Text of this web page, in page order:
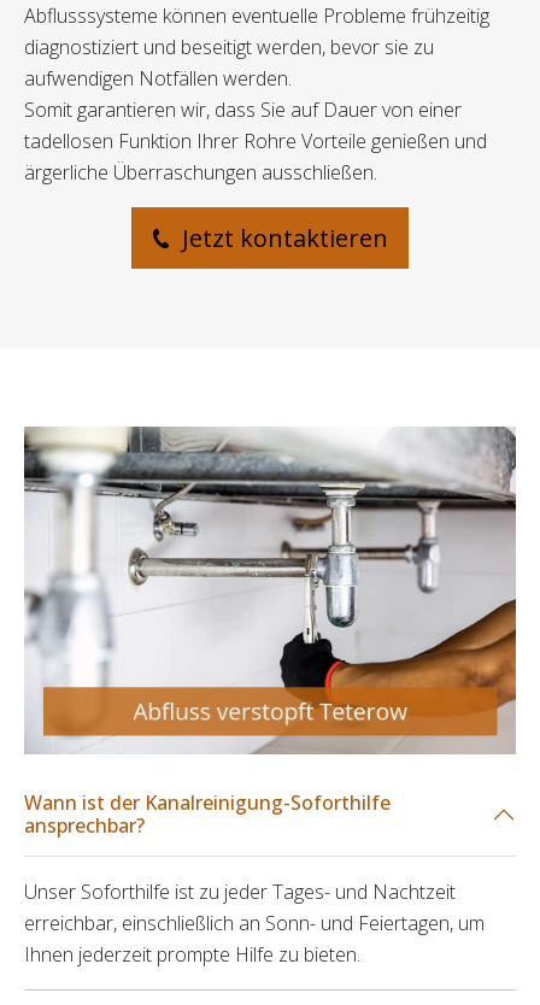
Abflusssysteme können eventuelle Probleme frühzeitig
diagnostiziert und beseitigt werden, bevor sie zu
aufwendigen Notfällen werden.
Somit garantieren wir, dass Sie auf Dauer von einer
tadellosen Funktion Ihrer Rohre Vorteile genießen und
ärgerliche Überraschungen ausschließen.
Jetzt kontaktieren
Wann ist der Kanalreinigung-Soforthilfe
ansprechbar?
Unser Soforthilfe ist zu jeder Tages- und Nachtzeit
erreichbar, einschließlich an Sonn- und Feiertagen, um
Ihnen jederzeit prompte Hilfe zu bieten.